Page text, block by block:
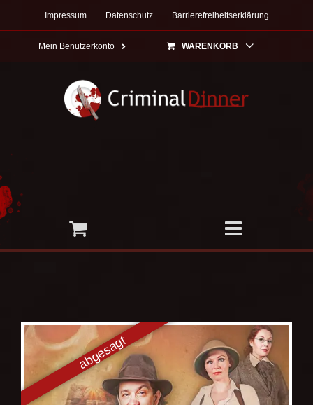
Impressum Datenschutz Barrierefreiheitserklärung
Mein Benutzerkonto WARENKORB